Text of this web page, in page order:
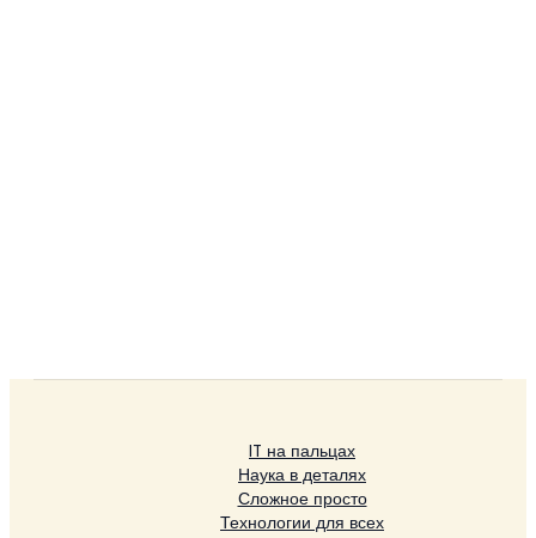
IT на пальцах
Наука в деталях
Сложное просто
Технологии для всех